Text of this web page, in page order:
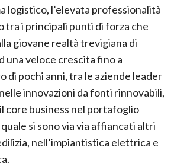
logistico, l’elevata professionalità
tra i principali punti di forza che
giovane realtà trevigiana di
una veloce crescita fino a
di pochi anni, tra le aziende leader
innovazioni da fonti rinnovabili,
core business nel portafoglio
quale si sono via via affiancati altri
nell’impiantistica elettrica e